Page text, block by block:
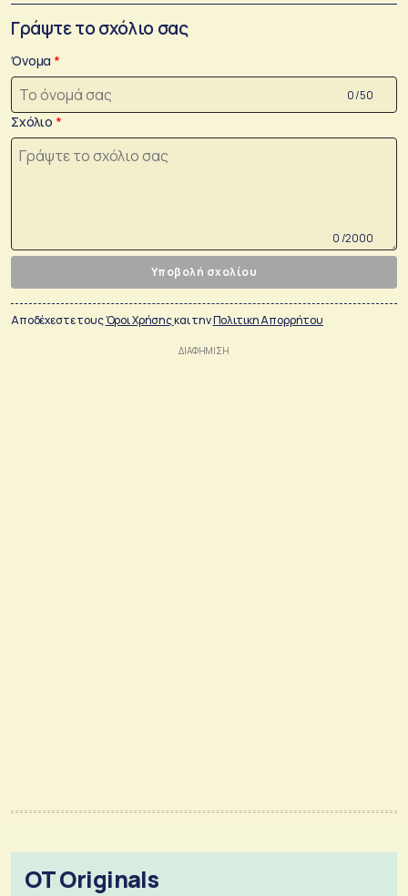
Γράψτε το σχόλιο σας
Όνομα
0 /50
Σχόλιο
0 /2000
Υποβολή σχολίου
Αποδέχεστε τουςΌροι Χρήσηςκαι τηνΠολιτικη Απορρήτου
OT Originals